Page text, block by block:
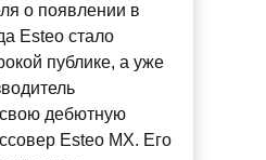
о появлении в
Esteo стало
публике, а уже
свою дебютную
Esteo MX. Его